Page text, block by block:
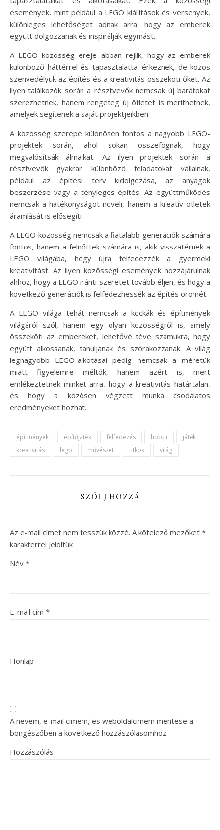
események, mint például a LEGO kiállítások és versenyek,
különleges lehetőséget adnak arra, hogy az emberek
együtt dolgozzanak és inspirálják egymást.
A LEGO közösség ereje abban rejlik, hogy az emberek
különböző háttérrel és tapasztalattal érkeznek, de közös
szenvedélyük az építés és a kreativitás összeköti őket. Az
ilyen találkozók során a résztvevők nemcsak új barátokat
szerezhetnek, hanem rengeteg új ötletet is meríthetnek,
amelyek segítenek a saját projektjeikben.
A közösség szerepe különösen fontos a nagyobb LEGO-
projektek során, ahol sokan összefognak, hogy
megvalósítsák álmaikat. Az ilyen projektek során a
résztvevők gyakran különböző feladatokat vállalnak,
például az építési terv kidolgozása, az anyagok
beszerzése vagy a tényleges építés. Az együttműködés
nemcsak a hatékonyságot növeli, hanem a kreatív ötletek
áramlását is elősegíti.
A LEGO közösség nemcsak a fiatalabb generációk számára
fontos, hanem a felnőttek számára is, akik visszatérnek a
LEGO világába, hogy újra felfedezzék a gyermeki
kreativitást. Az ilyen közösségi események hozzájárulnak
ahhoz, hogy a LEGO iránti szeretet tovább éljen, és hogy a
következő generációk is felfedezhessék az építés örömét.
A LEGO világa tehát nemcsak a kockák és építmények
világáról szól, hanem egy olyan közösségről is, amely
összeköti az embereket, lehetővé téve számukra, hogy
együtt alkossanak, tanuljanak és szórakozzanak. A világ
legnagyobb LEGO-alkotásai pedig nemcsak a méretük
miatt figyelemre méltók, hanem azért is, mert
emlékeztetnek minket arra, hogy a kreativitás határtalan,
és hogy a közösen végzett munka csodálatos
eredményeket hozhat.
építmények építőjáték felfedezés hobbi
játék
kreativitás
lego művészet titkok világ
SZÓLJ HOZZÁ
Az e-mail címet nem tesszük közzé. A kötelező mezőket *
karakterrel jelöltük
Név *
E-mail cím *
Honlap
A nevem, e-mail címem, és weboldalcímem mentése a
böngészőben a következő hozzászólásomhoz.
Hozzászólás